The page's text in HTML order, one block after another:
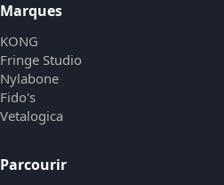
Marques
KONG
Fringe Studio
Nylabone
Fido's
Vetalogica
Parcourir